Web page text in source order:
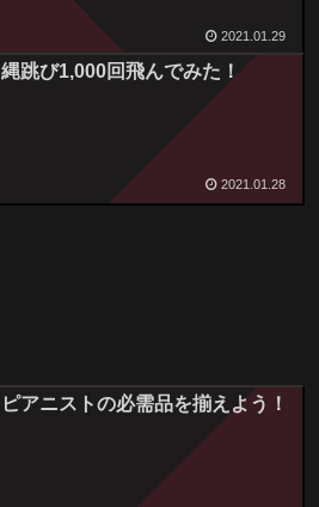
2021.01.29
縄跳び1,000回飛んでみた！
2021.01.28
ピアニストの必需品を揃えよう！